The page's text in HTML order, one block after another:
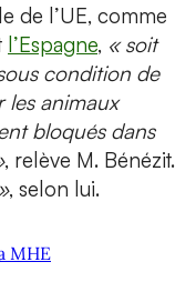
de l’UE, comme
l’Espagne, « soit
condition de
les animaux
bloqués dans
, relève M. Bénézit.
, selon lui.
MHE